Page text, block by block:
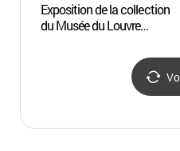
Exposition de la collection
du Musée du Louvre